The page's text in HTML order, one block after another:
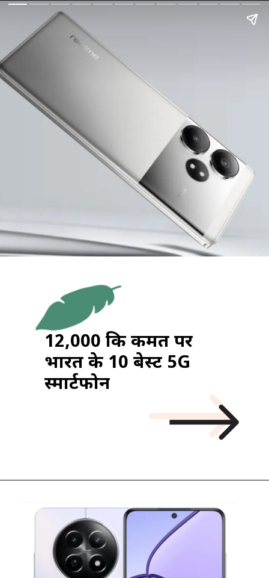
₹12,000 कि कीमत पर
भारत के 10 बेस्ट 5G
स्मार्टफोन